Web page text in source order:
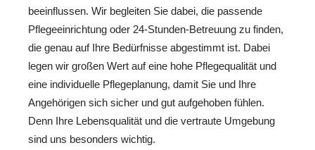
beeinflussen. Wir begleiten Sie dabei, die passende
Pflegeeinrichtung oder 24-Stunden-Betreuung zu finden,
die genau auf Ihre Bedürfnisse abgestimmt ist. Dabei
legen wir großen Wert auf eine hohe Pflegequalität und
eine individuelle Pflegeplanung, damit Sie und Ihre
Angehörigen sich sicher und gut aufgehoben fühlen.
Denn Ihre Lebensqualität und die vertraute Umgebung
sind uns besonders wichtig.